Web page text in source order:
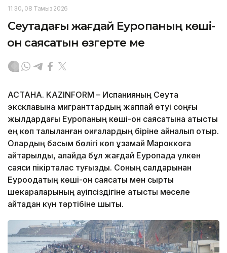
11:30, 08 Тамыз 2026
Сеутадағы жағдай Еуропаның көші-
қон саясатын өзгерте ме
АСТАНА. KAZINFORM – Испанияның Сеута
эксклавына мигранттардың жаппай өтуі соңғы
жылдардағы Еуропаның көші-қон саясатына қатысты
ең көп талқыланған оқиғалардың біріне айналып отыр.
Олардың басым бөлігі көп ұзамай Мароккоға
қайтарылды, алайда бұл жағдай Еуропада үлкен
саяси пікірталас туғызды. Соның салдарынан
Еуроодақтың көші-қон саясаты мен сыртқы
шекараларының қауіпсіздігіне қатысты мәселе
қайтадан күн тәртібіне шықты.